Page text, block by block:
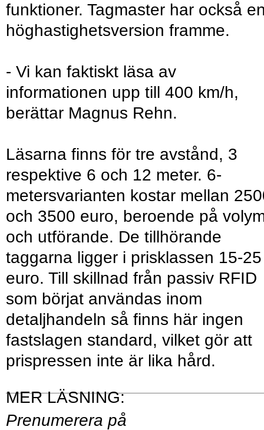
funktioner. Tagmaster har också
höghastighetsversion framme.
- Vi kan faktiskt läsa av
informationen upp till 400 km/h,
berättar Magnus Rehn.
Läsarna finns för tre avstånd, 3
respektive 6 och 12 meter. 6-
metersvarianten kostar mellan
och 3500 euro, beroende på
och utförande. De tillhörande
taggarna ligger i prisklassen 15-25
euro. Till skillnad från passiv RFID
som börjat användas inom
detaljhandeln så finns här ingen
fastslagen standard, vilket gör att
prispressen inte är lika hård.
Prenumerera på